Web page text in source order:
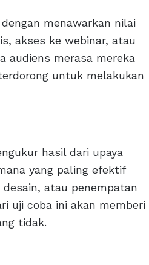
menawarkan nilai
akses ke webinar, atau
audiens merasa mereka
untuk melakukan
hasil dari upaya
yang paling efektif
atau penempatan
uji coba ini akan memberi
tidak.